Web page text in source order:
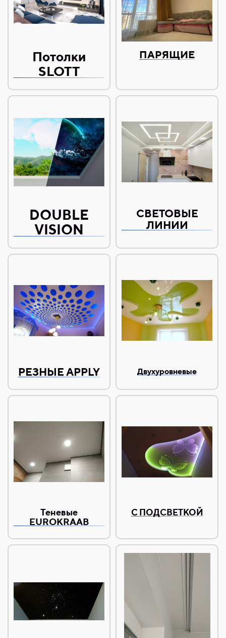
Потолки
SLOTT
ПАРЯЩИЕ
DOUBLE
VISION
СВЕТОВЫЕ
ЛИНИИ
РЕЗНЫЕ APPLY Двухуровневые
Теневые
EUROKRAAB
С ПОДСВЕТКОЙ